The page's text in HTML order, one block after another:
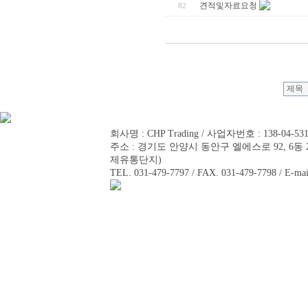
82 견적및자료요청
회사명 : CHP Trading / 사업자번호 : 138-04-
주소 : 경기도 안양시 동안구 엘에스로 92, 6동
제유통단지)
TEL. 031-479-7797 / FAX. 031-479-7798 / E-